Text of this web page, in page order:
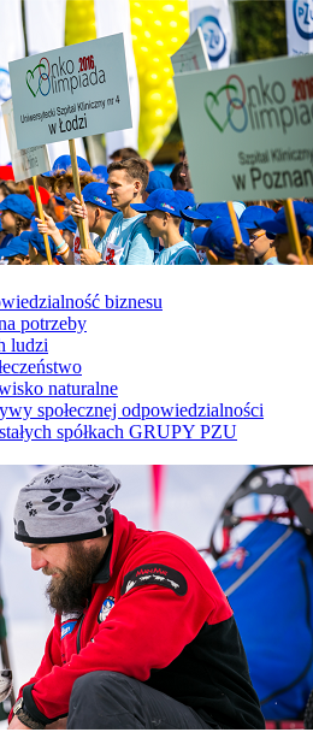
biznesu
potrzeby
ludzi
naturalne
społecznej odpowiedzialności
spółkach GRUPY PZU